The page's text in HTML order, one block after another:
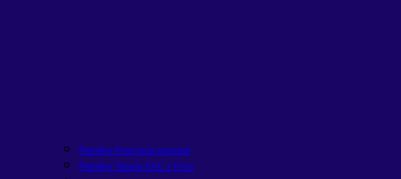
Planilha financeira pessoal
Planilha Tabela SAC x Price